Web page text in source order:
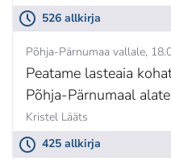
526 allkirja
Põhja-Pärnumaa vallale
Peatame lasteaia
Põhja-Pärnumaal
Kristel Lääts
425 allkirja